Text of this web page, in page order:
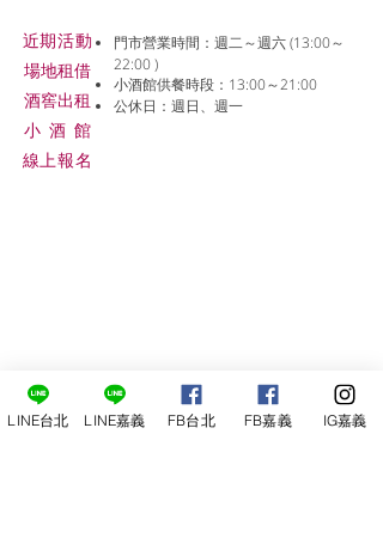
近期活動
場地租借
​酒窖出租
小酒 館
線上報名
門市營業時間：週二～週六 (13:00～
22:00 )
小酒館供餐時段：13:00～21:00
公休日：週日、週一
LINE台北 LINE嘉義 FB台北 FB嘉義 IG嘉義